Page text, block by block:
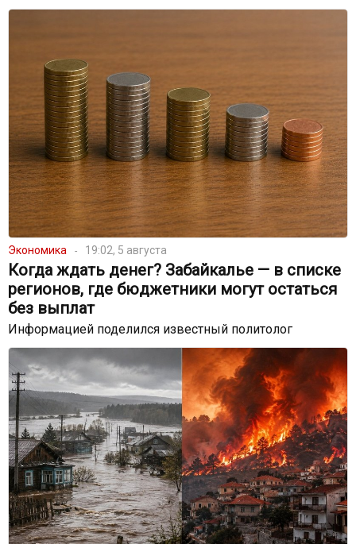
Экономика 19:02, 5 августа
Когда ждать денег? Забайкалье — в списке
регионов, где бюджетники могут остаться
без выплат
Информацией поделился известный политолог